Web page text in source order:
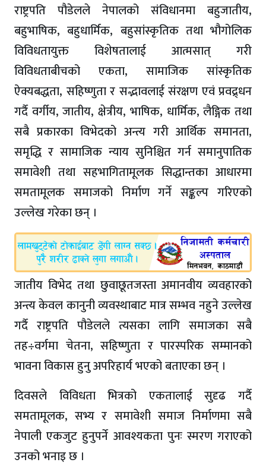
राष्ट्रपति पौडेलले नेपालको संविधानमा बहुजातीय,
बहुभाषिक, बहुधार्मिक, बहुसांस्कृतिक तथा भौगोलिक
विविधतायुक्त विशेषतालाई आत्मसात् गरी
विविधताबीचको एकता, सामाजिक सांस्कृतिक
ऐक्यबद्धता, सहिष्णुता र सद्भावलाई संरक्षण एवं प्रवद्र्धन
गर्दै वर्गीय, जातीय, क्षेत्रीय, भाषिक, धार्मिक, लैङ्गिक तथा
सबै प्रकारका विभेदको अन्त्य गरी आर्थिक समानता,
समृद्धि र सामाजिक न्याय सुनिश्चित गर्न समानुपातिक
समावेशी तथा सहभागितामूलक सिद्धान्तका आधारमा
समतामूलक समाजको निर्माण गर्ने सङ्कल्प गरिएको
उल्लेख गरेका छन् ।
जातीय विभेद तथा छुवाछूतजस्ता अमानवीय व्यवहारको
अन्त्य केवल कानुनी व्यवस्थाबाट मात्र सम्भव नहुने उल्लेख
गर्दै राष्ट्रपति पौडेलले त्यसका लागि समाजका सबै
तह÷वर्गमा चेतना, सहिष्णुता र पारस्परिक सम्मानको
भावना विकास हुनु अपरिहार्य भएको बताएका छन् ।
दिवसले विविधता भित्रको एकतालाई सुदृढ गर्दै
समतामूलक, सभ्य र समावेशी समाज निर्माणमा सबै
नेपाली एकजुट हुनुपर्ने आवश्यकता पुनः स्मरण गराएको
उनको भनाइ छ ।